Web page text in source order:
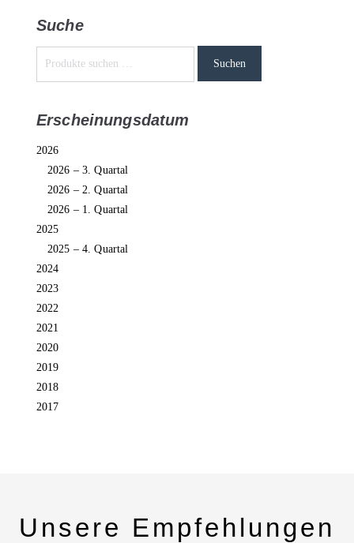
Suche
Suchen
Erscheinungsdatum
2026
2026 – 3. Quartal
2026 – 2. Quartal
2026 – 1. Quartal
2025
2025 – 4. Quartal
2024
2023
2022
2021
2020
2019
2018
2017
Unsere Empfehlungen